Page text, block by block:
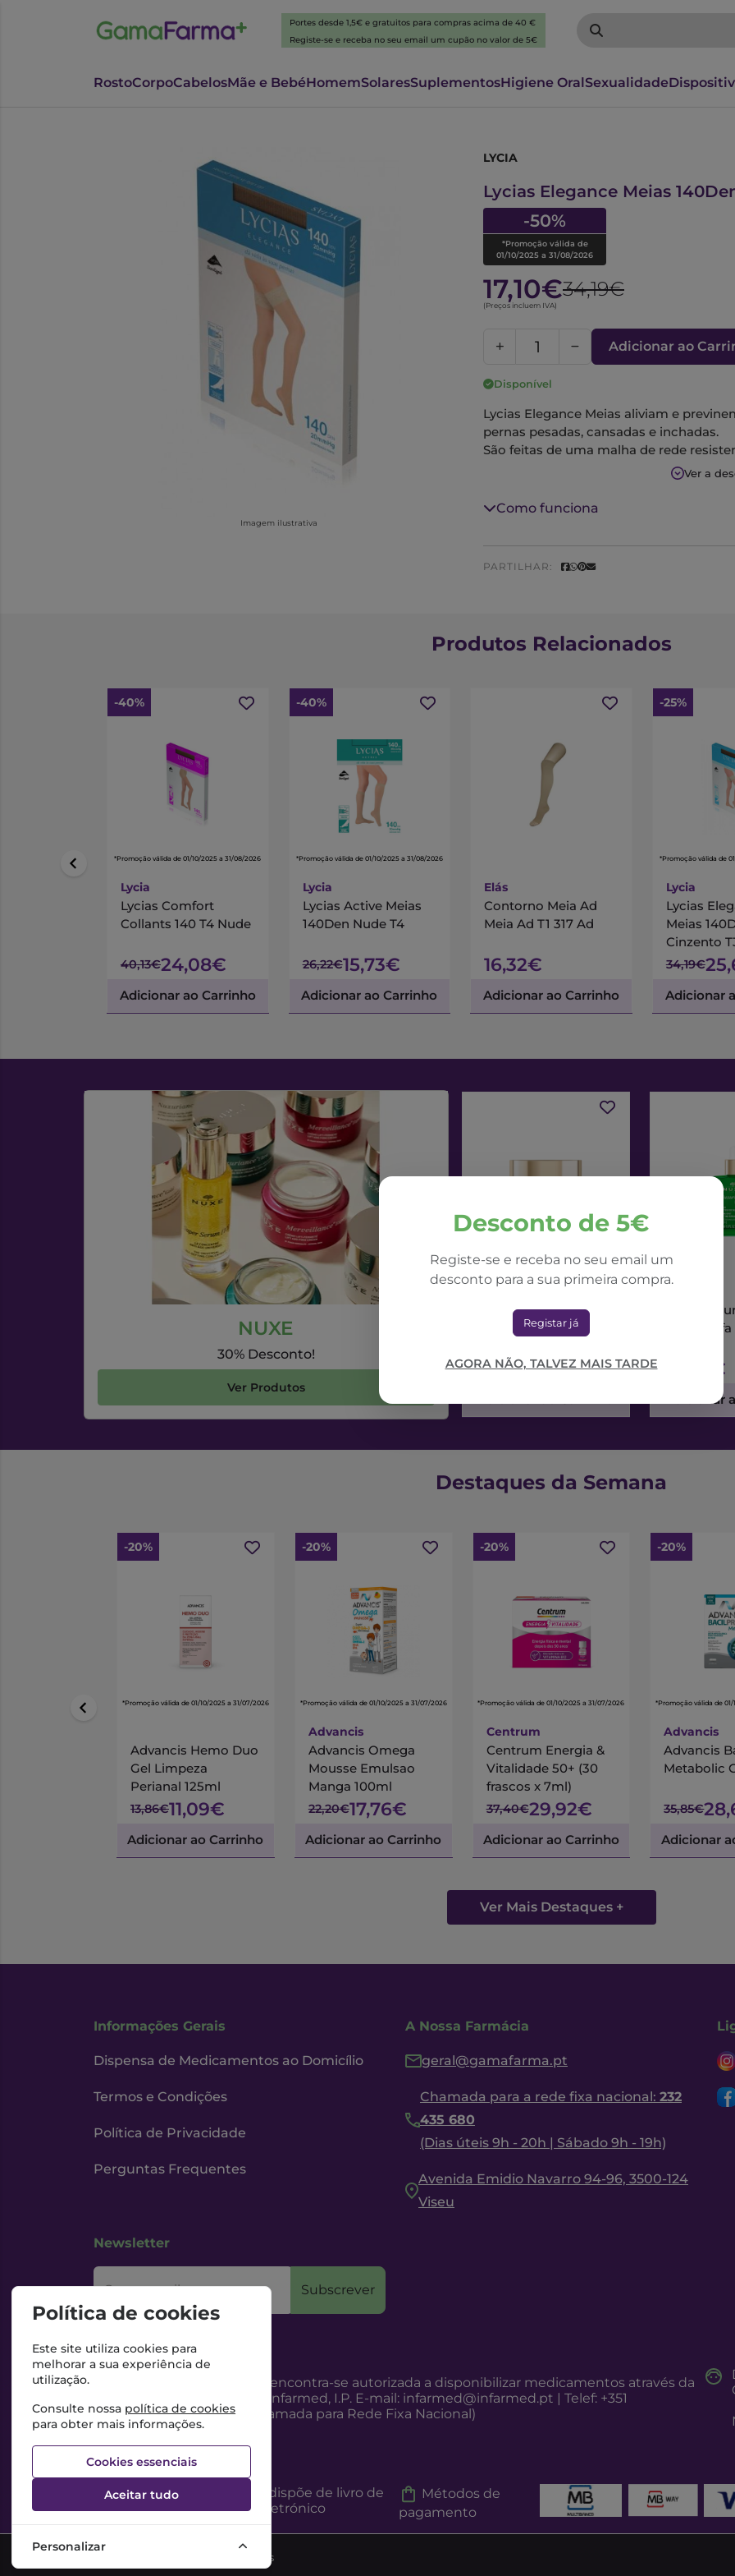
Portes desde 1,5€ e gratuitos para compras acima de 40 €
Registe-se e receba no seu email um cupão no valor de 5€
RostoCorpoCabelosMãe e BebéHomemSolaresSuplementosHigiene OralSexualidade
Imagem ilustrativa
LYCIA
Lycias Elegance Meias
-50%
*Promoção válida de
01/10/2025 a 31/08/2026
17,10€34,19€
(Preços incluem IVA)
Adicionar ao
Disponível
Lycias Elegance Meias aliviam e
pernas pesadas, cansadas e inchadas.
São feitas de uma malha de rede
Tamanho: 3
Ver a
Como funciona
PARTILHAR:
Desconto de 5€
Registe-se e receba no seu email um
desconto para a sua primeira compra.
Registar já
AGORA NÃO, TALVEZ MAIS TARDE
Produtos Relacionados
-40%
*Promoção válida de 01/10/2025 a 31/08/2026
Lycia
Lycias Comfort
Collants 140 T4 Nude
40,13€24,08€
Adicionar ao Carrinho
-40%
*Promoção válida de 01/10/2025 a 31/08/2026
Lycia
Lycias Active Meias
140Den Nude T4
26,22€15,73€
Adicionar ao Carrinho
Elás
Contorno Meia Ad
Meia Ad T1 317 Ad
16,32€
Adicionar ao Carrinho
-25%
*Promoção válida de
Lycia
Lycias
Meias
Cinzento
34,19€
Adicionar
NUXE
30% Desconto!
Ver Produtos
NUXE
Nuxe Nuxuriance Ultra
Creme Dia Alfa 3R
71,42€
Nuxe
Sérum
73,56€
Adicionar
Destaques da Semana
-20%
*Promoção válida de 01/10/2025 a 31/07/2026
Advancis Hemo Duo
Gel Limpeza
Perianal 125ml
13,86€11,09€
Adicionar ao Carrinho
-20%
*Promoção válida de 01/10/2025 a 31/07/2026
Advancis
Advancis Omega
Mousse Emulsao
Manga 100ml
22,20€17,76€
Adicionar ao Carrinho
-20%
*Promoção válida de 01/10/2025 a 31/07/2026
Centrum
Centrum Energia &
Vitalidade 50+ (30
frascos x 7ml)
37,40€29,92€
Adicionar ao Carrinho
-20%
*Promoção válida de
Advancis
Advancis
Metabolic
35,85€
Adicionar
Ver Mais Destaques +
Informações Gerais
Dispensa de Medicamentos ao Domicílio
Termos e Condições
Política de Privacidade
Perguntas Frequentes
A Nossa Farmácia
geral@gamafarma.pt
Chamada para a rede fixa nacional: 232
435 680
(Dias úteis 9h - 20h | Sábado 9h - 19h)
Avenida Emidio Navarro 94-96, 3500-124
Viseu
Newsletter
O seu email Subscrever
Esta Farmácia encontra-se autorizada a disponibilizar medicamentos através da
Internet, pelo Infarmed, I.P. E-mail: infarmed@infarmed.pt | Telef: +351
217987100 (Chamada para Rede Fixa Nacional)
Esta Farmácia dispõe de livro de
reclamações eletrónico
Métodos de
pagamento
©2026 Todos os direitos reservados
Política de cookies
Este site utiliza cookies para
melhorar a sua experiência de
utilização.
Consulte nossa política de cookies
para obter mais informações.
Cookies essenciais
Aceitar tudo
Personalizar